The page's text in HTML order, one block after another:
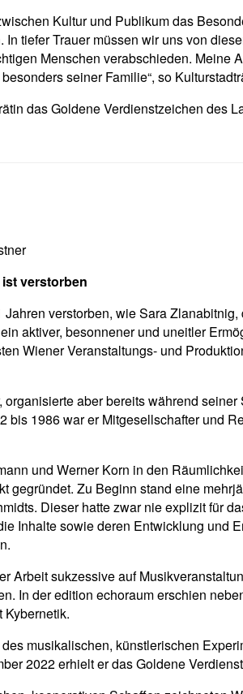
Kultur und Publikum das
tiefer Trauer müssen wir uns von
Menschen verabschieden. Meine
seiner Familie“, so
das Goldene Verdienstzeichen des
verstorben
verstorben, wie Sara
aktiver, besonnener und uneitler
Wiener Veranstaltungs- und
aber bereits während
bis 1986 war er Mitgesellschafter und
und Werner Korn in den
gegründet. Zu Beginn stand eine
Dieser hatte zwar nie explizit für
Inhalte sowie deren Entwicklung und
Arbeit sukzessive auf
In der edition echoraum erschien
musikalischen, künstlerischen
2022 erhielt er das Goldene